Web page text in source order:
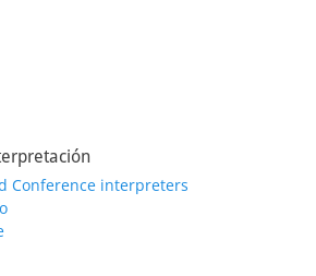
Conference interpreters